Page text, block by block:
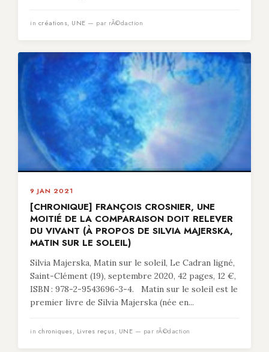
in créations, UNE — par rÃ©daction
9 JAN 2021
[CHRONIQUE] FRANÇOIS CROSNIER, UNE
MOITIÉ DE LA COMPARAISON DOIT RELEVER
DU VIVANT (À PROPOS DE SILVIA MAJERSKA,
MATIN SUR LE SOLEIL)
Silvia Majerska, Matin sur le soleil, Le Cadran ligné,
Saint-Clément (19), septembre 2020, 42 pages, 12 €,
ISBN : 978-2-9543696-3-4. Matin sur le soleil est le
premier livre de Silvia Majerska (née en...
in chroniques, Livres reçus, UNE — par rÃ©daction